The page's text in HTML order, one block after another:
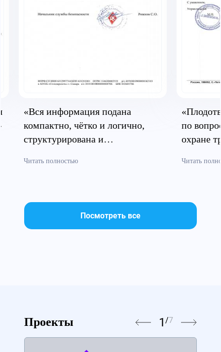
«Вся информация подана
компактно, чётко и логично,
структурирована и
Читать полностью
по
охране
Читать
Посмотреть все
Проекты 1 /7